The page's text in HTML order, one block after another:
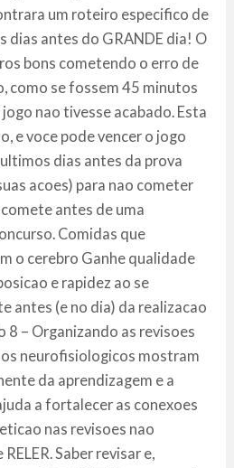
um roteiro especifico de
dias antes do GRANDE dia! O
bons cometendo o erro de
como se fossem 45 minutos
nao tivesse acabado. Esta
e voce pode vencer o jogo
dias antes da prova
acoes) para nao cometer
antes de uma
Comidas que
o cerebro Ganhe qualidade
e rapidez ao se
antes (e no dia) da realizacao
– Organizando as revisoes
neurofisiologicos mostram
da aprendizagem e a
a fortalecer as conexoes
nas revisoes nao
Saber revisar e,